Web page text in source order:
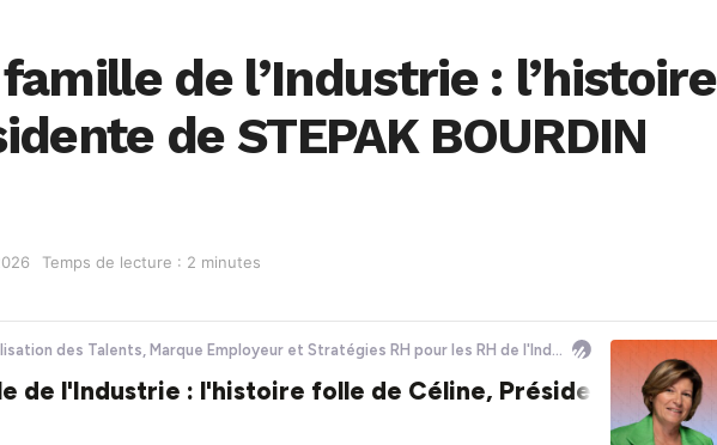
de l’Industrie :
de STEPAK BOURDIN
Temps de lecture : 2 minutes